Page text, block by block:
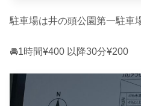
駐車場は井の頭公園第一駐車
🚘1時間¥400 以降30分¥200